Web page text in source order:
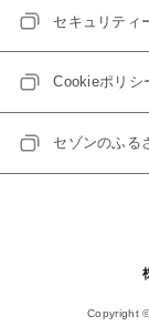
セキュリティ
Cookieポリシ
セゾンのふる
Copyright